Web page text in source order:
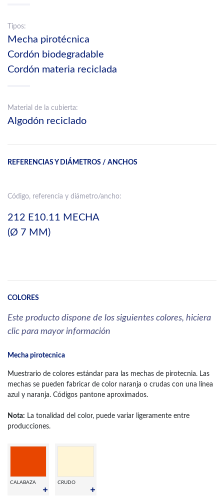
Tipos:
Mecha pirotécnica
Cordón biodegradable
Cordón materia reciclada
Material de la cubierta:
Algodón reciclado
REFERENCIAS Y DIÁMETROS / ANCHOS
Código, referencia y diámetro/ancho:
212 E10.11 MECHA
(Ø 7 MM)
COLORES
Este producto dispone de los siguientes colores, hiciera
clic para mayor información
Mecha pirotecnica
Muestrario de colores estándar para las mechas de pirotecnia. Las
mechas se pueden fabricar de color naranja o crudas con una línea
azul y naranja. Códigos pantone aproximados.
Nota: La tonalidad del color, puede variar ligeramente entre
producciones.
CALABAZA CRUDO